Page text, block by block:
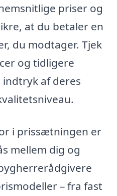
priser og
at du betaler en
du modtager. Tjek
og tidligere
af deres
i prissætningen er
mellem dig og
– fra fast